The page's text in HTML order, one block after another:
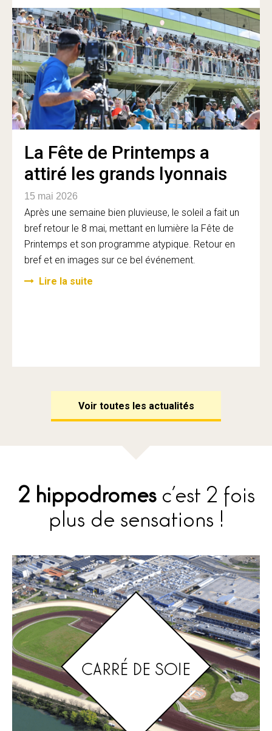
La Fête de Printemps a
attiré les grands lyonnais
15 mai 2026
Après une semaine bien pluvieuse, le soleil a fait un
bref retour le 8 mai, mettant en lumière la Fête de
Printemps et son programme atypique. Retour en
bref et en images sur ce bel événement.
Lire la suite
Voir toutes les actualités
2 hippodromesc’est 2 fois
plus de sensations !